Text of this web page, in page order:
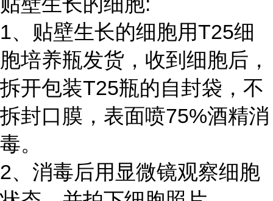
1、贴壁生长的细胞用T25细
胞培养瓶发货，收到细胞后，
拆开包装T25瓶的自封袋，不
拆封口膜，表面喷75%酒精消
毒。
2、消毒后用显微镜观察细胞